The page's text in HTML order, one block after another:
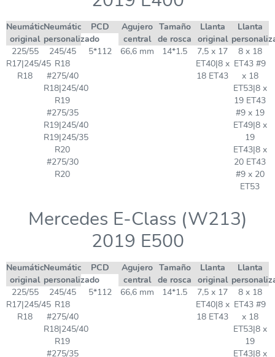
Neumático
original
Neumático
personalizado
PCD
Agujero
central
Tamaño
de rosca
Llanta
original
Llanta
225/55
R17|245/45
R18
245/45
R18
#275/40
R18|245/40
R19
#275/35
R19|245/40
R19|245/35
R20
#275/30
R20
5*112 66,6 mm 14*1.5
7,5 x 17
ET40|8 x
18 ET43
8 x 18
ET43 #9
x 18
ET53|8 x
19 ET43
#9 x 19
ET49|8 x
19
ET43|8 x
20 ET43
#9 x 20
ET53
Mercedes E-Class (W213)
2019 E500
Neumático
original
Neumático
personalizado
PCD
Agujero
central
Tamaño
de rosca
Llanta
original
Llanta
225/55
R17|245/45
R18
245/45
R18
#275/40
R18|245/40
R19
#275/35
5*112 66,6 mm 14*1.5
7,5 x 17
ET40|8 x
18 ET43
8 x 18
ET43 #9
x 18
ET53|8 x
19
ET43|8 x